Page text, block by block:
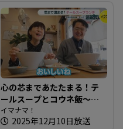
心の芯まであたたまる！テ
ールスープとコウネ飯～き
っぽ【たまにはそとラン
チ】
イマナマ！
2025年12月10日放送